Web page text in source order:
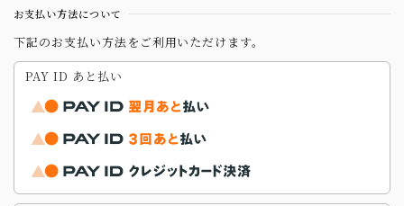
お支払い方法について
下記のお支払い方法をご利用いただけます。
PAY ID あと払い